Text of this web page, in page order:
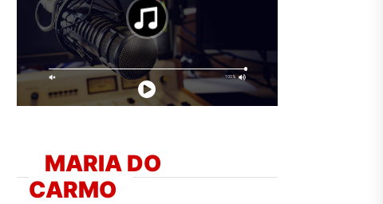
MARIA DO
CARMO